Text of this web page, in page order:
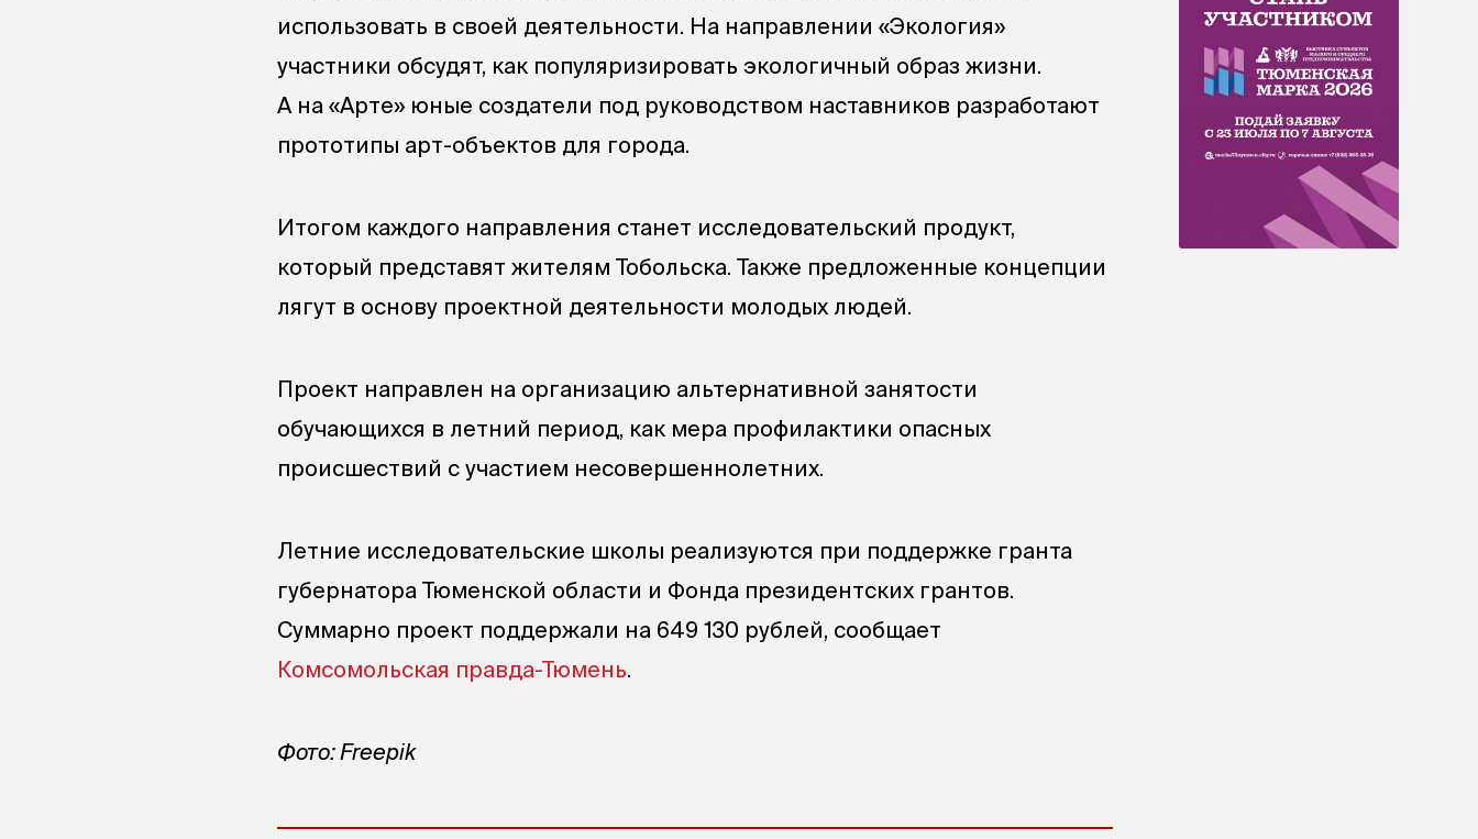
использовать в своей деятельности. На направлении «Экология»
участники обсудят, как популяризировать экологичный образ жизни.
А на «Арте» юные создатели под руководством наставников разработают
прототипы арт-объектов для города.
Итогом каждого направления станет исследовательский продукт,
который представят жителям Тобольска. Также предложенные концепции
лягут в основу проектной деятельности молодых людей.
Проект направлен на организацию альтернативной занятости
обучающихся в летний период, как мера профилактики опасных
происшествий с участием несовершеннолетних.
Летние исследовательские школы реализуются при поддержке гранта
губернатора Тюменской области и Фонда президентских грантов.
Суммарно проект поддержали на 649 130 рублей, сообщает
Комсомольская правда-Тюмень.
Фото: Freepik